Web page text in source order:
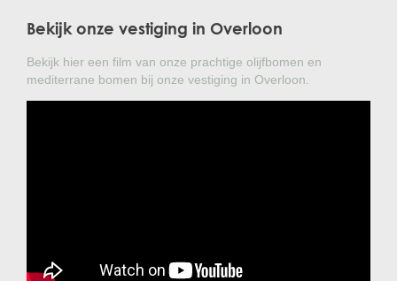
Bekijk onze vestiging in Overloon
Bekijk hier een film van onze prachtige olijfbomen en
mediterrane bomen bij onze vestiging in Overloon.